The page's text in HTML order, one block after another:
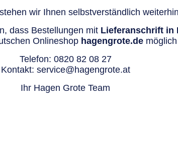
wir Ihnen selbstverständlich
dass Bestellungen mit Lieferanschrift in
Onlineshop hagengrote.demöglich
Telefon: 0820 82 08 27
Kontakt: service@hagengrote.at
Ihr Hagen Grote Team